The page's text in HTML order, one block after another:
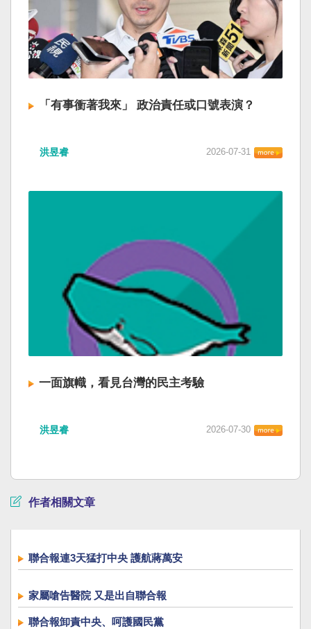
「有事衝著我來」 政治責任或口號表演？
洪昱睿 2026-07-31
一面旗幟，看見台灣的民主考驗
洪昱睿 2026-07-30
作者相關文章
聯合報連3天猛打中央 護航蔣萬安
家屬嗆告醫院 又是出自聯合報
聯合報卸責中央、呵護國民黨